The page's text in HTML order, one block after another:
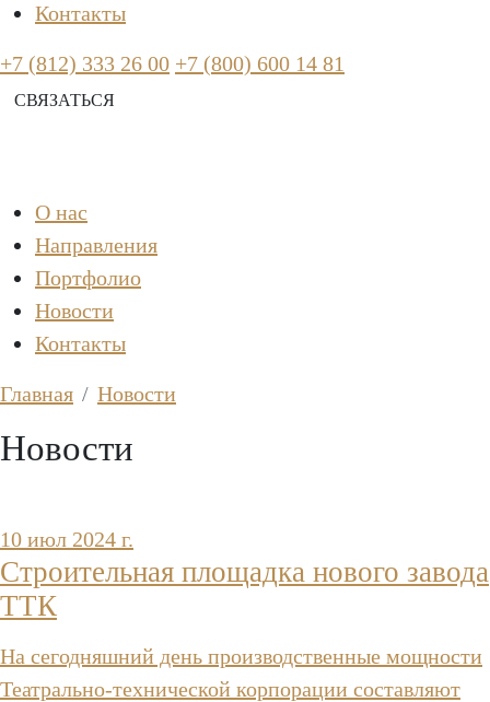
Контакты
+7 (812) 333 26 00 +7 (800) 600 14 81
СВЯЗАТЬСЯ
О нас
Направления
Портфолио
Новости
Контакты
Главная Новости
Новости
10 июл 2024 г.
Строительная площадка нового завода
ТТК
На сегодняшний день производственные мощности
Театрально-технической корпорации составляют